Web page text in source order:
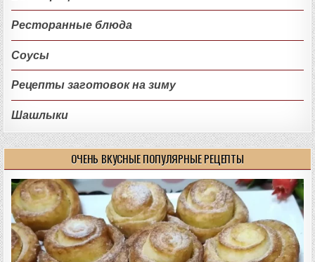
Ресторанные блюда
Соусы
Рецепты заготовок на зиму
Шашлыки
ОЧЕНЬ ВКУСНЫЕ ПОПУЛЯРНЫЕ РЕЦЕПТЫ